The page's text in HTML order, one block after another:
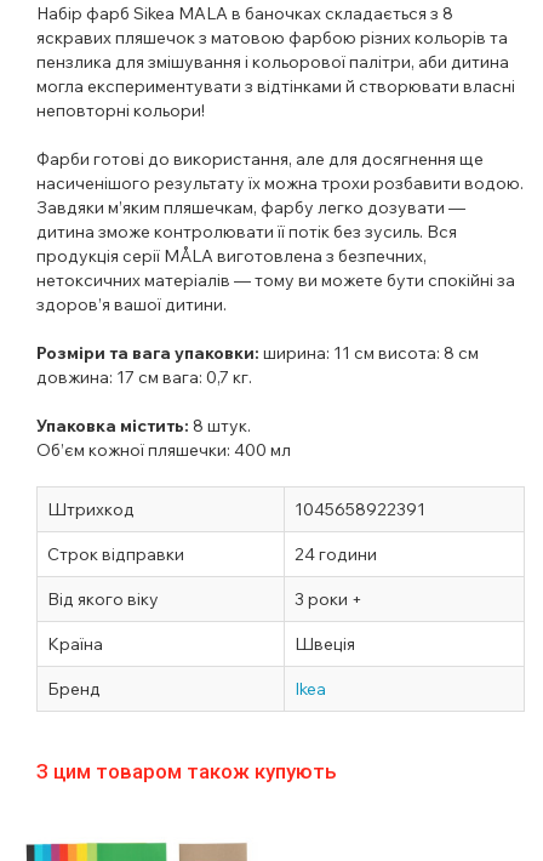
Набір фарб Sikea MALA в баночках складається з 8
яскравих пляшечок з матовою фарбою різних кольорів та
пензлика для змішування і кольорової палітри, аби дитина
могла експериментувати з відтінками й створювати власні
неповторні кольори!
Фарби готові до використання, але для досягнення ще
насиченішого результату їх можна трохи розбавити водою.
Завдяки м’яким пляшечкам, фарбу легко дозувати —
дитина зможе контролювати її потік без зусиль. Вся
продукція серії MÅLA виготовлена з безпечних,
нетоксичних матеріалів — тому ви можете бути спокійні за
здоров’я вашої дитини.
Розміри та вага упаковки: ширина: 11 см висота: 8 см
довжина: 17 см вага: 0,7 кг.
Упаковка містить: 8 штук.
Об’єм кожної пляшечки: 400 мл
Штрихкод 1045658922391
Строк відправки 24 години
Від якого віку 3 роки +
Країна Швеція
Бренд Ikea
З цим товаром також купують